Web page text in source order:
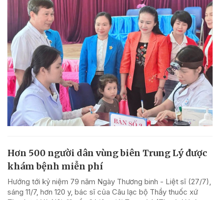
Hơn 500 người dân vùng biên Trung Lý được
khám bệnh miễn phí
Hướng tới kỷ niệm 79 năm Ngày Thương binh - Liệt sĩ (27/7),
sáng 11/7, hơn 120 y, bác sĩ của Câu lạc bộ Thầy thuốc xứ